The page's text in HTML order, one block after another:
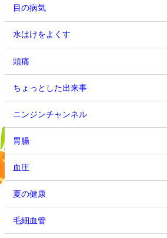
目の病気
水はけをよくす
頭痛
ちょっとした出来事
ニンジンチャンネル
胃腸
血圧
夏の健康
毛細血管